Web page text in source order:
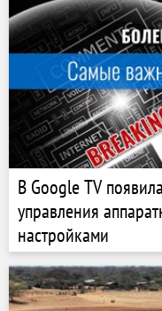
В Google TV
управления
настройками